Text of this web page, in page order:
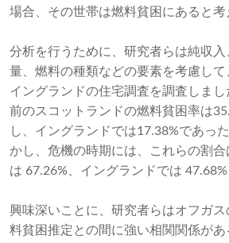
場合、その世帯は燃料貧困にあると考
分析を行うために、研究者らは純収
量、燃料の種類などの要素を考慮して
イングランドの住宅調査を調査しま
前のスコットランドの燃料貧困率は
し、イングランドでは17.38%であっ
かし、危機の時期には、これらの割
は 67.26%、イングランドでは 47.68%
興味深いことに、研究者らはオフガ
料貧困推定との間に強い相関関係が